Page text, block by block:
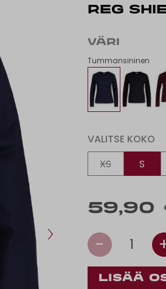
REG
VÄRI
Tummansininen
VALITSE KOKO
XS
S
59,90
- 1